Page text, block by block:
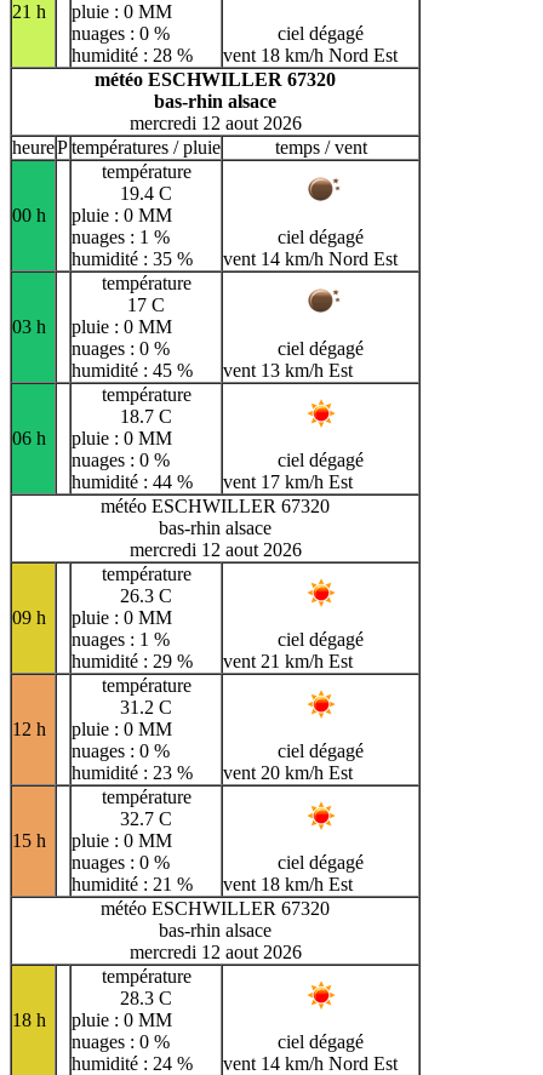
21 h
pluie : 0 MM
nuages : 0 %
humidité : 28 %
ciel dégagé
vent 18 km/h Nord Est
météo ESCHWILLER 67320
bas-rhin alsace
mercredi 12 aout 2026
heurePtempératures / pluie temps / vent
00 h
température
19.4 C
pluie : 0 MM
nuages : 1 %
humidité : 35 %
ciel dégagé
vent 14 km/h Nord Est
03 h
température
17 C
pluie : 0 MM
nuages : 0 %
humidité : 45 %
ciel dégagé
vent 13 km/h Est
06 h
température
18.7 C
pluie : 0 MM
nuages : 0 %
humidité : 44 %
ciel dégagé
vent 17 km/h Est
météo ESCHWILLER 67320
bas-rhin alsace
mercredi 12 aout 2026
09 h
température
26.3 C
pluie : 0 MM
nuages : 1 %
humidité : 29 %
ciel dégagé
vent 21 km/h Est
12 h
température
31.2 C
pluie : 0 MM
nuages : 0 %
humidité : 23 %
ciel dégagé
vent 20 km/h Est
15 h
température
32.7 C
pluie : 0 MM
nuages : 0 %
humidité : 21 %
ciel dégagé
vent 18 km/h Est
météo ESCHWILLER 67320
bas-rhin alsace
mercredi 12 aout 2026
18 h
température
28.3 C
pluie : 0 MM
nuages : 0 %
humidité : 24 %
ciel dégagé
vent 14 km/h Nord Est